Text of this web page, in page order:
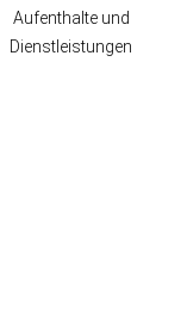
Aufenthalte und
Dienstleistungen